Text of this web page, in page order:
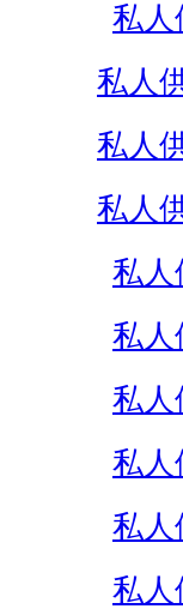
私人
私人
私人
私人
私人
私人
私人
私人
私人
私人